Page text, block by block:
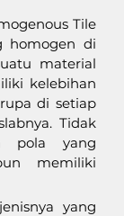
Tile
homogen di
material
kelebihan
di setiap
Tidak
pola yang
memiliki
yang